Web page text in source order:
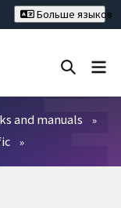
Больше языков
and manuals